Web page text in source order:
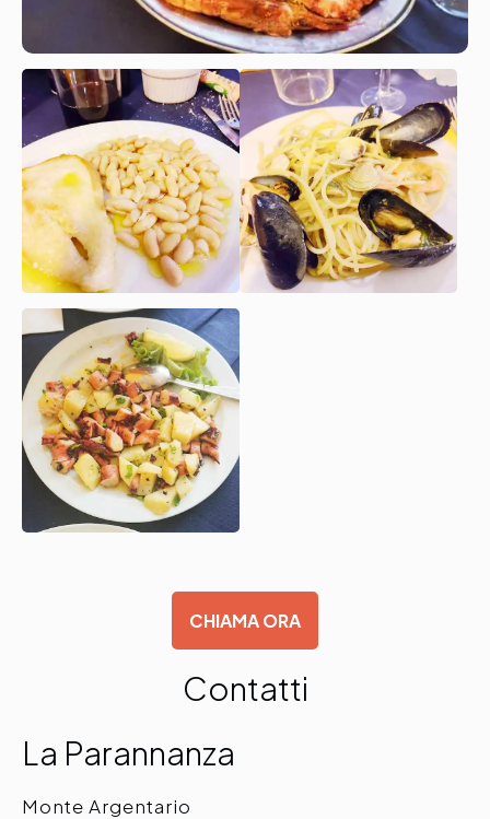
CHIAMA ORA
Contatti
La Parannanza
Monte Argentario